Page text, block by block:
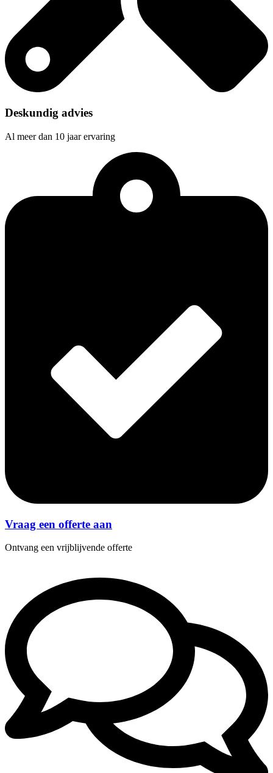
Deskundig advies
Al meer dan 10 jaar ervaring
Vraag een offerte aan
Ontvang een vrijblijvende offerte